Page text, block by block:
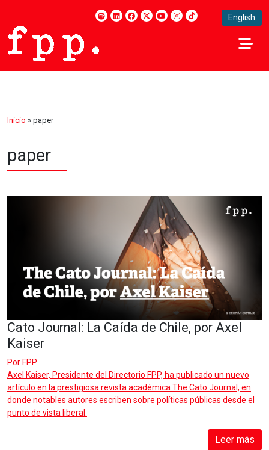
English
Inicio » paper
paper
Cato Journal: La Caída de Chile, por Axel
Kaiser
Por FPP
Axel Kaiser, Presidente del Directorio FPP, ha publicado un nuevo
artículo en la prestigiosa revista académica The Cato Journal, en
donde notables autores escriben sobre políticas públicas desde el
punto de vista liberal.
Leer más